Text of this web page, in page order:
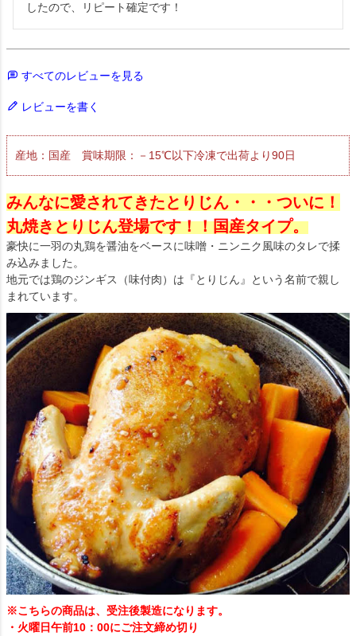
したので、リピート確定です！
すべてのレビューを見る
レビューを書く
産地：国産 賞味期限：－15℃以下冷凍で出荷より90日
みんなに愛されてきたとりじん・・・ついに！
丸焼きとりじん登場です！！国産タイプ。
豪快に一羽の丸鶏を醤油をベースに味噌・ニンニク風味のタレで揉
み込みました。
地元では鶏のジンギス（味付肉）は『とりじん』という名前で親し
まれています。
※こちらの商品は、受注後製造になります。
・火曜日午前10：00にご注文締め切り